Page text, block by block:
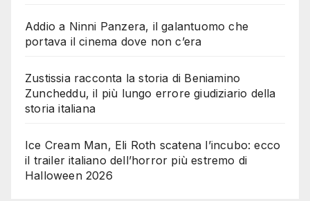
Addio a Ninni Panzera, il galantuomo che
portava il cinema dove non c’era
Zustissia racconta la storia di Beniamino
Zuncheddu, il più lungo errore giudiziario della
storia italiana
Ice Cream Man, Eli Roth scatena l’incubo: ecco
il trailer italiano dell’horror più estremo di
Halloween 2026